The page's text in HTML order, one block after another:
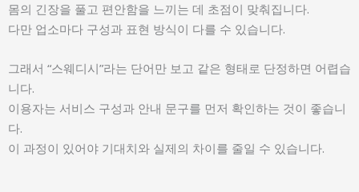
몸의 긴장을 풀고 편안함을 느끼는 데 초점이 맞춰집니다.
다만 업소마다 구성과 표현 방식이 다를 수 있습니다.
그래서 “스웨디시”라는 단어만 보고 같은 형태로 단정하면 어렵습
니다.
이용자는 서비스 구성과 안내 문구를 먼저 확인하는 것이 좋습니
다.
이 과정이 있어야 기대치와 실제의 차이를 줄일 수 있습니다.